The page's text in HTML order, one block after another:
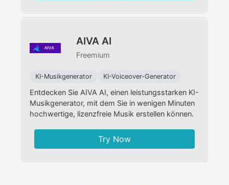
AIVA AI
Freemium
KI-Musikgenerator KI-Voiceover-Generator
Entdecken Sie AIVA AI, einen leistungsstarken KI-
Musikgenerator, mit dem Sie in wenigen Minuten
hochwertige, lizenzfreie Musik erstellen können.
Try Now